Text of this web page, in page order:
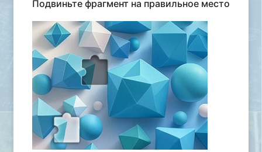
Подвиньте фрагмент на правильное место